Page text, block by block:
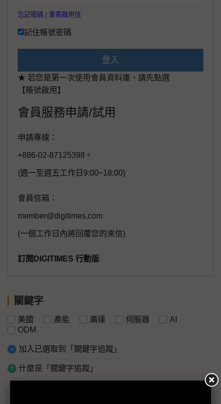
忘記密碼 重寄啟用信
記住帳號密碼
登入
★ 若您是第一次使用會員資料庫，請先點選
【帳號啟用】
會員服務申請/試用
申請專線：
+886-02-87125398。
(週一至週五工作日9:00~18:00)
會員信箱：
member@digitimes.com
(一個工作日內將回覆您的來信)
訂閱DIGITIMES 行動版
關鍵字
美國 產能 廣達 伺服器
AI
ODM
加入已選取到「關鍵字追蹤」
什麼是「關鍵字追蹤」